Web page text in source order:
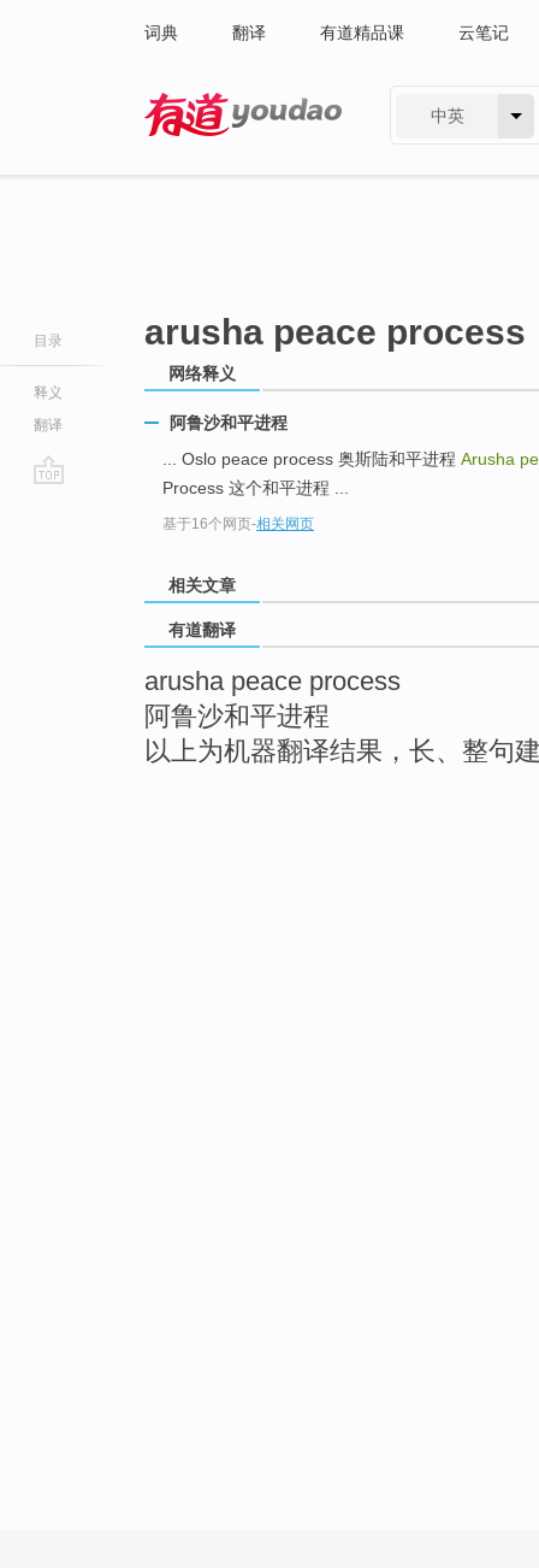
词典 翻译 有道精品课 云笔记
中英
目录
释义
翻译
arusha peace process
网络释义
阿鲁沙和平进程
... Oslo peace process 奥斯陆和平进程 Arusha
Process 这个和平进程 ...
基于16个网页-相关网页
相关文章
有道翻译
arusha peace process
阿鲁沙和平进程
以上为机器翻译结果，长、整句